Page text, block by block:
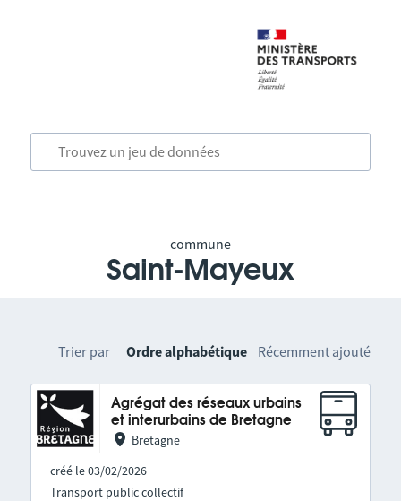
commune
Saint-Mayeux
Trier par Ordre alphabétique Récemment ajouté
Agrégat des réseaux urbains
et interurbains de Bretagne
Bretagne
créé le 03/02/2026
Transport public collectif